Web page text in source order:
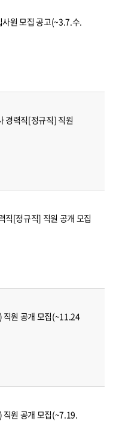
원 모집 공고(~3.7.수.
경력직[정규직] 직원
직[정규직] 직원 공개 모집
직원 공개 모집(~11.24
직원 공개 모집(~7.19.